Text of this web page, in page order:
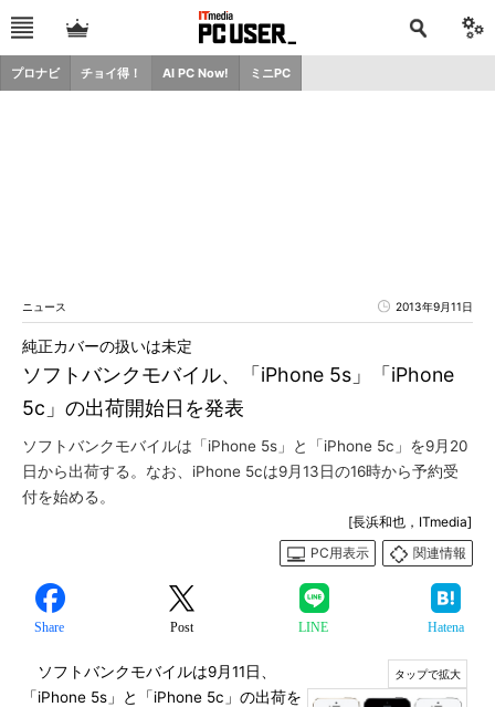
プロナビ チョイ得！ AI PC Now! ミニPC
ニュース 2013年9月11日
ソフトバンクモバイル、「iPhone 5s」「iPhone
5c」の出荷開始日を発表
純正カバーの扱いは未定
ソフトバンクモバイルは「iPhone 5s」と「iPhone 5c」を9月20
日から出荷する。なお、iPhone 5cは9月13日の16時から予約受
付を始める。
[長浜和也，ITmedia]
PC用表示
関連情報
Share Post LINE Hatena
ソフトバンクモバイルは9月11日、
「iPhone 5s」と「iPhone 5c」の出荷を